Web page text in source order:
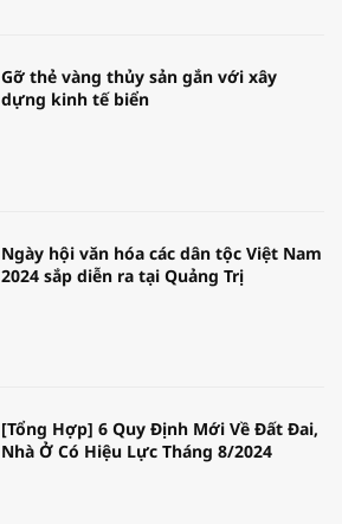
Gỡ thẻ vàng thủy sản gắn với xây
dựng kinh tế biển
Ngày hội văn hóa các dân tộc Việt Nam
2024 sắp diễn ra tại Quảng Trị
[Tổng Hợp] 6 Quy Định Mới Về Đất Đai,
Nhà Ở Có Hiệu Lực Tháng 8/2024